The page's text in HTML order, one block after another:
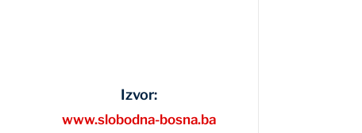
Izvor:
www.slobodna-bosna.ba